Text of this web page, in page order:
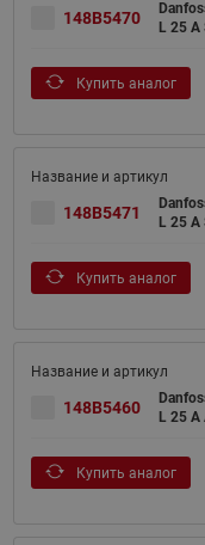
148B5470
L 25 A
Купить аналог
148B5471
L 25 A
Купить аналог
148B5460
L 25 A
Купить аналог